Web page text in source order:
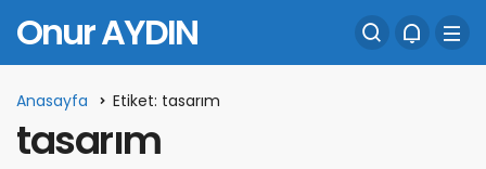
Onur AYDIN
Anasayfa Etiket: tasarım
tasarım